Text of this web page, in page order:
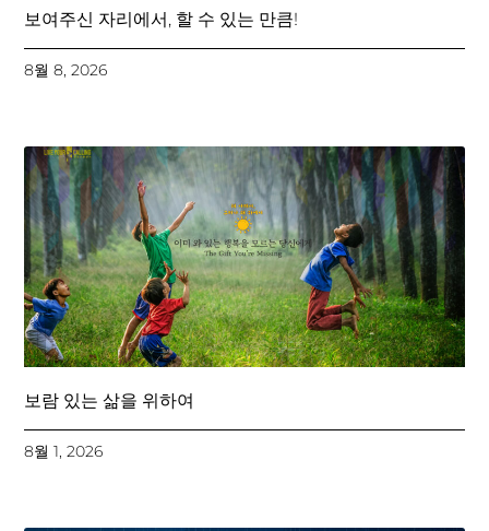
보여주신 자리에서, 할 수 있는 만큼!
8월 8, 2026
보람 있는 삶을 위하여
8월 1, 2026